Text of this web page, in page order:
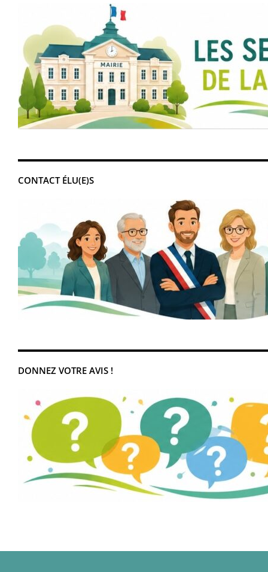
CONTACT ÉLU(E)S
DONNEZ VOTRE AVIS !